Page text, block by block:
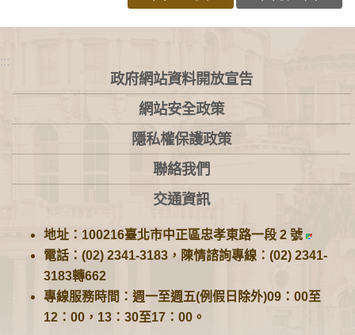
:::
政府網站資料開放宣告
網站安全政策
隱私權保護政策
聯絡我們
交通資訊
地址：100216臺北市中正區忠孝東路一段 2 號
電話：(02) 2341-3183，陳情諮詢專線：(02) 2341-
3183轉662
專線服務時間：週一至週五(例假日除外)09：00至
12：00，13：30至17：00。